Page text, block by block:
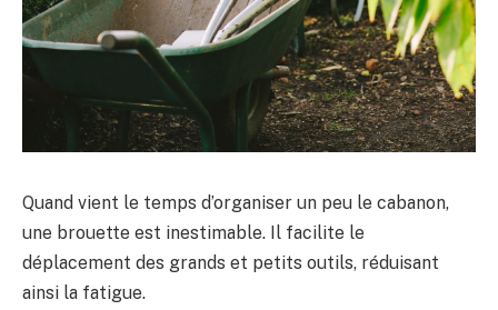
Quand vient le temps d’organiser un peu le cabanon,
une brouette est inestimable. Il facilite le
déplacement des grands et petits outils, réduisant
ainsi la fatigue.